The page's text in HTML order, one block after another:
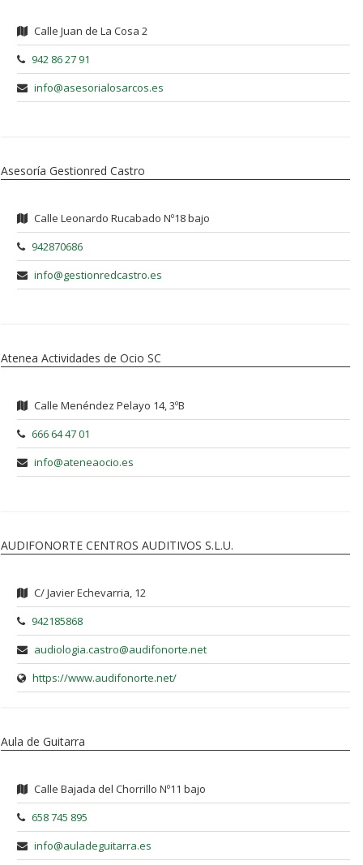
Calle Juan de La Cosa 2
942 86 27 91
info@asesorialosarcos.es
Asesoría Gestionred Castro
Calle Leonardo Rucabado Nº18 bajo
942870686
info@gestionredcastro.es
Atenea Actividades de Ocio SC
Calle Menéndez Pelayo 14, 3ºB
666 64 47 01
info@ateneaocio.es
AUDIFONORTE CENTROS AUDITIVOS S.L.U.
C/ Javier Echevarria, 12
942185868
audiologia.castro@audifonorte.net
https://www.audifonorte.net/
Aula de Guitarra
Calle Bajada del Chorrillo Nº11 bajo
658 745 895
info@auladeguitarra.es